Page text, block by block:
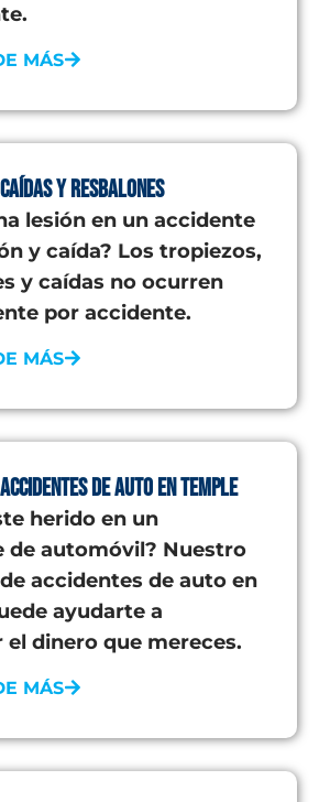
MÁS
y Resbalones
lesión en un accidente
y caída? Los tropiezos,
y caídas no ocurren
por accidente.
MÁS
de Auto en Temple
herido en un
de automóvil? Nuestro
accidentes de auto en
ayudarte a
el dinero que mereces.
MÁS